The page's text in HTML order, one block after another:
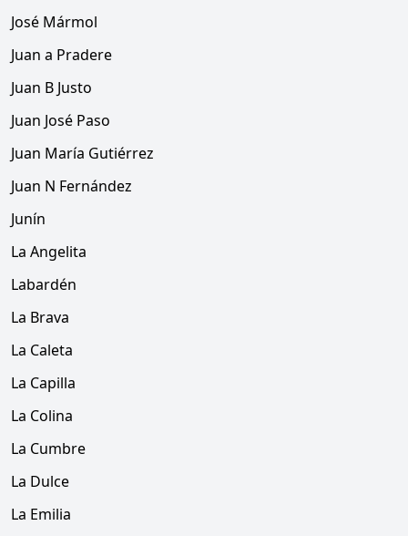
José Mármol
Juan a Pradere
Juan B Justo
Juan José Paso
Juan María Gutiérrez
Juan N Fernández
Junín
La Angelita
Labardén
La Brava
La Caleta
La Capilla
La Colina
La Cumbre
La Dulce
La Emilia